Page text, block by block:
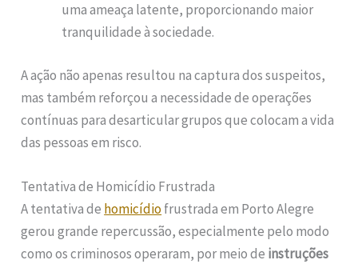
uma ameaça latente, proporcionando maior
tranquilidade à sociedade.
A ação não apenas resultou na captura dos suspeitos,
mas também reforçou a necessidade de operações
contínuas para desarticular grupos que colocam a vida
das pessoas em risco.
Tentativa de Homicídio Frustrada
A tentativa de homicídiofrustrada em Porto Alegre
gerou grande repercussão, especialmente pelo modo
como os criminosos operaram, por meio de instruções